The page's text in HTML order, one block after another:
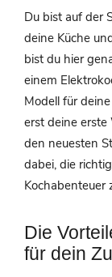
Du bist auf der
deine Küche
bist du hier
einem
Modell für
erst deine
den neuesten
dabei, die
Kochabenteuer
Die
für dein